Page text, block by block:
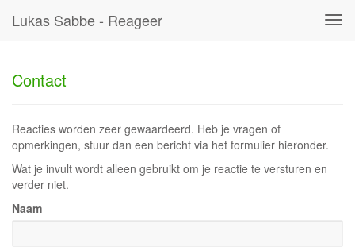
Lukas Sabbe - Reageer
Contact
Reacties worden zeer gewaardeerd. Heb je vragen of
opmerkingen, stuur dan een bericht via het formulier hieronder.
Wat je invult wordt alleen gebruikt om je reactie te versturen en
verder niet.
Naam